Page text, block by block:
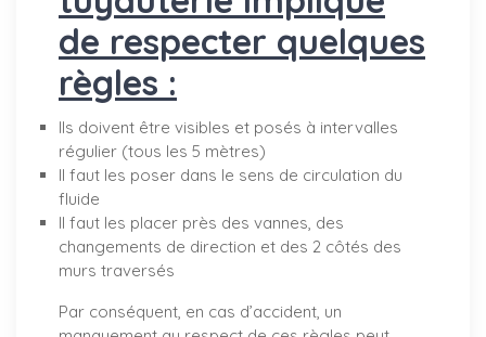
de respecter quelques
règles :
Ils doivent être visibles et posés à intervalles
régulier (tous les 5 mètres)
Il faut les poser dans le sens de circulation du
fluide
Il faut les placer près des vannes, des
changements de direction et des 2 côtés des
murs traversés
Par conséquent, en cas d’accident, un